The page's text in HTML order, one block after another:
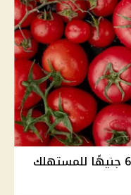
أسعار الطماطم اليوم تصل إلى 60 جنيهًا للمستهلك